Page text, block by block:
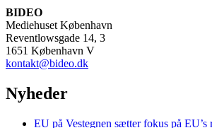
BIDEO
Mediehuset København
Reventlowsgade 14, 3
1651 København V
kontakt@bideo.dk
Nyheder
EU på Vestegnen sætter fokus på